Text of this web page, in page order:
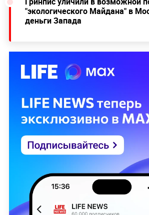
"экологического Майдана" в
деньги Запада